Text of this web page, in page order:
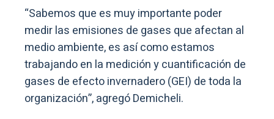
“Sabemos que es muy importante poder
medir las emisiones de gases que afectan al
medio ambiente, es así como estamos
trabajando en la medición y cuantificación de
gases de efecto invernadero (GEI) de toda la
organización”, agregó Demicheli.